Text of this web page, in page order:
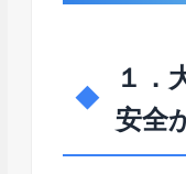
１．
安全